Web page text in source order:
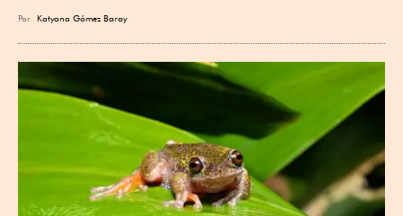
Por Katyana Gómez Baray